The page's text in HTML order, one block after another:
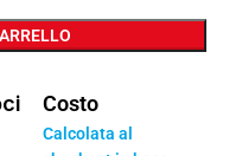
Costo
Calcolata al